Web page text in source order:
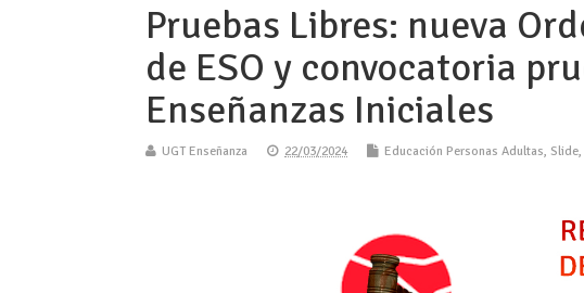
Pruebas Libres: nueva
de ESO y convocatoria
Enseñanzas Iniciales
UGT Enseñanza 22/03/2024 Educación Personas Adultas, Slide,